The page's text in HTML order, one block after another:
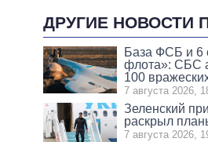
ДРУГИЕ НОВОСТИ
База ФСБ и 6
флота»: СБС
100
7 августа 2026,
Зеленский
раскрыл
7 августа 2026,